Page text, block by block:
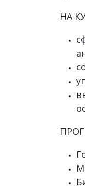
НА